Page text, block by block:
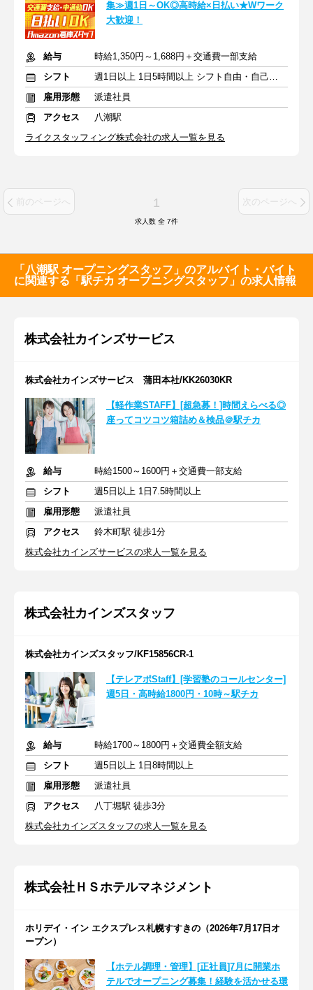
集≫週1日～OK◎高時給×日払い★Wワーク
大歓迎！
給与
時給1,350円～1,688円＋交通費一部支給
シフト
週1日以上 1日5時間以上 シフト自由・自己申告
雇用形態
派遣社員
アクセス
八潮駅
ライクスタッフィング株式会社の求人一覧を見る
前のページへ 1 次のページへ
求人数 全 7件
「八潮駅 オープニングスタッフ」のアルバイト・バイト
に関連する「駅チカ オープニングスタッフ」の求人情報
株式会社カインズサービス
株式会社カインズサービス 蒲田本社/KK26030KR
【軽作業STAFF】[超急募！]時間えらべる◎
座ってコツコツ箱詰め＆検品＠駅チカ
給与
時給1500～1600円＋交通費一部支給
シフト
週5日以上 1日7.5時間以上
雇用形態
派遣社員
アクセス
鈴木町駅 徒歩1分
株式会社カインズサービスの求人一覧を見る
株式会社カインズスタッフ
株式会社カインズスタッフ/KF15856CR-1
【テレアポStaff】[学習塾のコールセンター]
週5日・高時給1800円・10時～駅チカ
給与
時給1700～1800円＋交通費全額支給
シフト
週5日以上 1日8時間以上
雇用形態
派遣社員
アクセス
八丁堀駅 徒歩3分
株式会社カインズスタッフの求人一覧を見る
株式会社ＨＳホテルマネジメント
ホリデイ・イン エクスプレス札幌すすきの（2026年7月17日オ
ープン）
【ホテル調理・管理】[正社員]7月に開業ホ
テルでオープニング募集！経験を活かせる環